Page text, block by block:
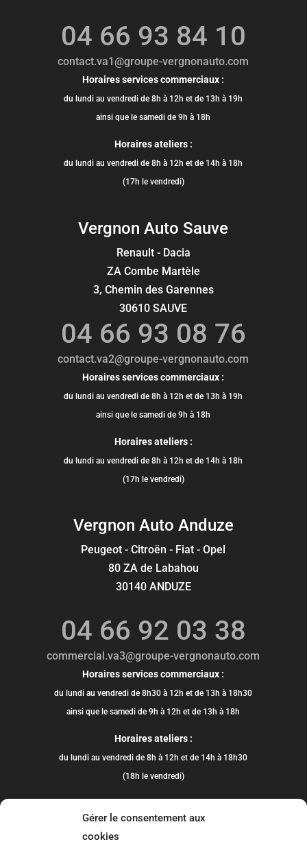
Gérer le consentement aux
cookies
04 66 93 84 10
contact.va1@groupe-vergnonauto.com
Horaires services commerciaux :
du lundi au vendredi de 8h à 12h et de 13h à 19h
ainsi que le samedi de 9h à 18h
Horaires ateliers :
du lundi au vendredi de 8h à 12h et de 14h à 18h
(17h le vendredi)
Vergnon Auto Sauve
Renault - Dacia
ZA Combe Martèle
3, Chemin des Garennes
30610 SAUVE
04 66 93 08 76
contact.va2@groupe-vergnonauto.com
Horaires services commerciaux :
du lundi au vendredi de 8h à 12h et de 13h à 19h
ainsi que le samedi de 9h à 18h
Horaires ateliers :
du lundi au vendredi de 8h à 12h et de 14h à 18h
(17h le vendredi)
Vergnon Auto Anduze
Peugeot - Citroën - Fiat - Opel
80 ZA de Labahou
30140 ANDUZE
04 66 92 03 38
commercial.va3@groupe-vergnonauto.com
Horaires services commerciaux :
du lundi au vendredi de 8h30 à 12h et de 13h à 18h30
ainsi que le samedi de 9h à 12h et de 13h à 18h
Horaires ateliers :
du lundi au vendredi de 8h à 12h et de 14h à 18h30
(18h le vendredi)